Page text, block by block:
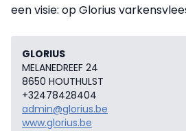
een visie: op Glorius
GLORIUS
MELANEDREEF 24
8650 HOUTHULST
+32478428404
admin@glorius.be
www.glorius.be